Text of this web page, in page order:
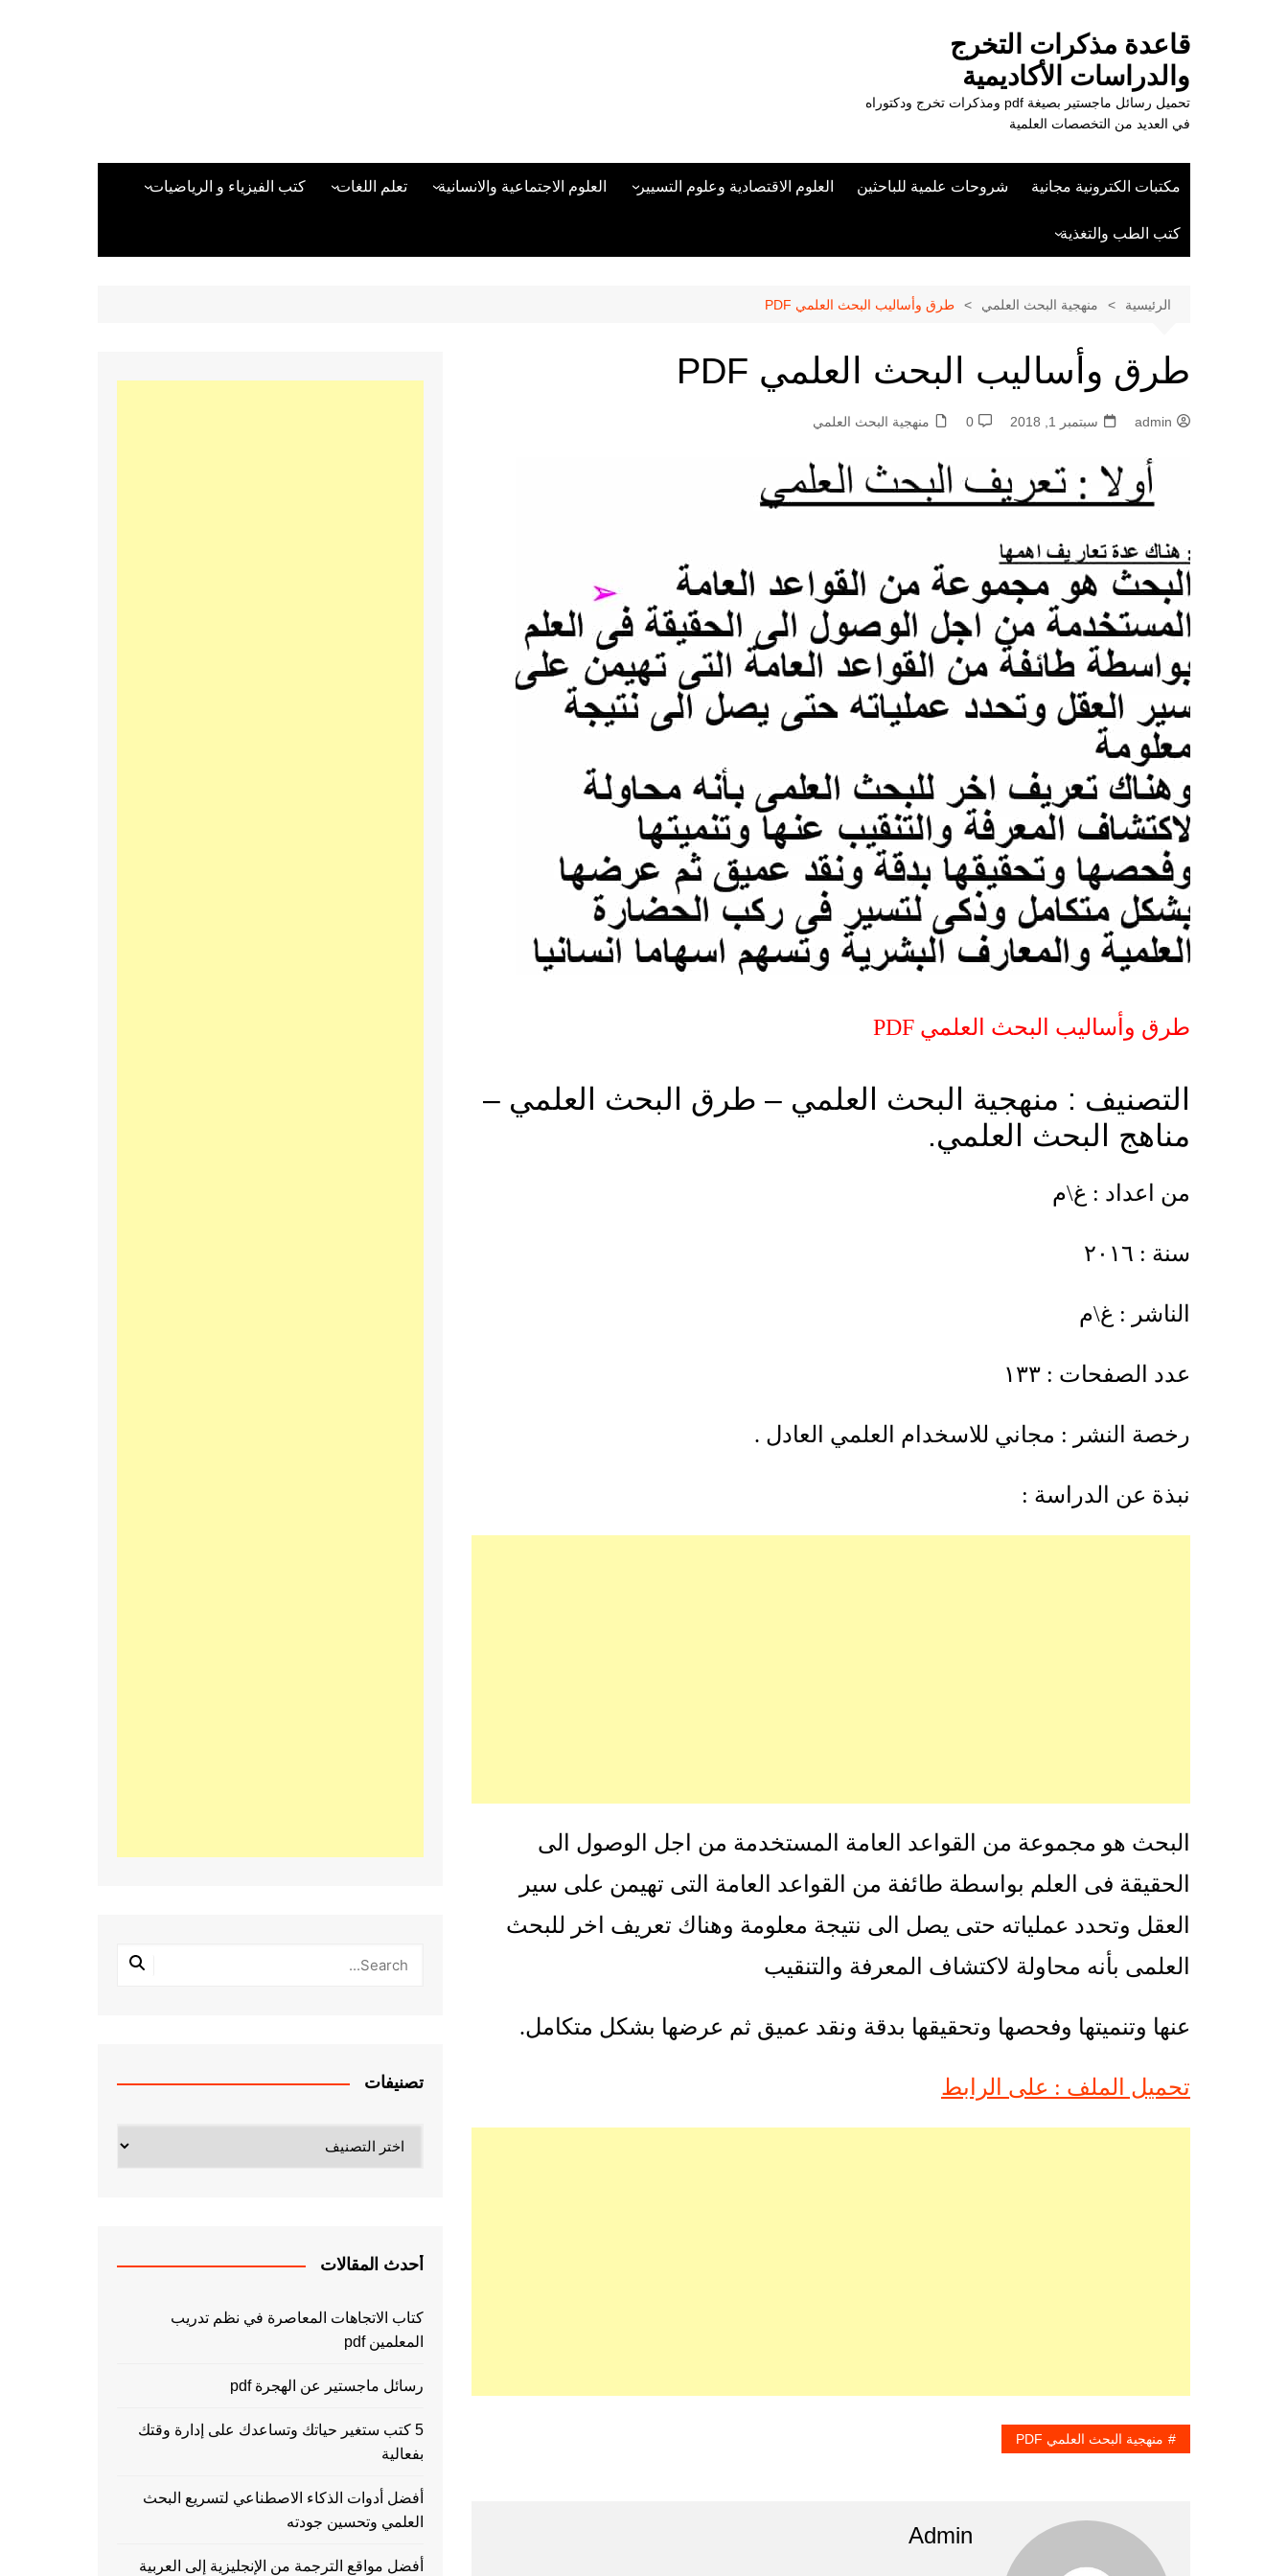
قاعدة مذكرات التخرج
والدراسات الأكاديمية
تحميل رسائل ماجستير بصيغة pdf ومذكرات تخرج ودكتوراه
في العديد من التخصصات العلمية
مكتبات الكترونية مجانية شروحات علمية للباحثين العلوم الاقتصادية وعلوم التسيير
علوم الادارة والموارد البشرية
العلوم الاجتماعية والانسانية
دراسات قانونية
علوم الفقه والحديث
تعلم اللغات
تعلم اللغة التركية
كتب الفيزياء و الرياضيات
كتب لغات البرمجة
كتب الطب والتغذية
الرئيسية منهجية البحث العلمي طرق وأساليب البحث العلمي PDF
طرق وأساليب البحث العلمي PDF
admin سبتمبر 1, 2018 0 منهجية البحث العلمي
طرق وأساليب البحث العلمي PDF
التصنيف : منهجية البحث العلمي – طرق البحث العلمي –
مناهج البحث العلمي.
من اعداد : غ\م
سنة : ٢٠١٦
الناشر : غ\م
عدد الصفحات : ١٣٣
رخصة النشر : مجاني للاسخدام العلمي العادل .
نبذة عن الدراسة :
البحث هو مجموعة من القواعد العامة المستخدمة من اجل الوصول الى
الحقيقة فى العلم بواسطة طائفة من القواعد العامة التى تهيمن على سير
العقل وتحدد عملياته حتى يصل الى نتيجة معلومة وهناك تعريف اخر للبحث
العلمى بأنه محاولة لاكتشاف المعرفة والتنقيب
عنها وتنميتها وفحصها وتحقيقها بدقة ونقد عميق ثم عرضها بشكل متكامل.
تحميل الملف : على الرابط
منهجية البحث العلمي PDF
Admin
تصنيفات
أحدث المقالات
كتاب الاتجاهات المعاصرة في نظم تدريب
المعلمين pdf
رسائل ماجستير عن الهجرة pdf
5 كتب ستغير حياتك وتساعدك على إدارة وقتك
بفعالية
أفضل أدوات الذكاء الاصطناعي لتسريع البحث
العلمي وتحسين جودته
أفضل مواقع الترجمة من الإنجليزية إلى العربية